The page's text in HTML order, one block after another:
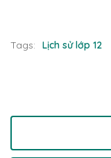
Tags: Lịch sử lớp 12